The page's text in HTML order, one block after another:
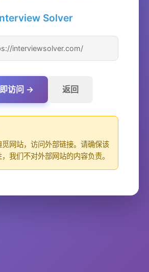
Solver
interviewsolver.com/
访问 → 返回
网站，访问外部链接。请确保该
我们不对外部网站的内容负责。